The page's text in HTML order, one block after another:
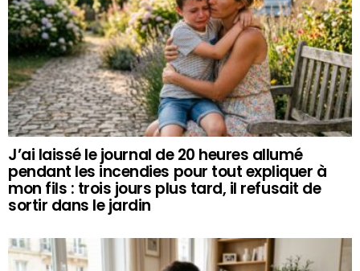
J’ai laissé le journal de 20 heures allumé
pendant les incendies pour tout expliquer à
mon fils : trois jours plus tard, il refusait de
sortir dans le jardin